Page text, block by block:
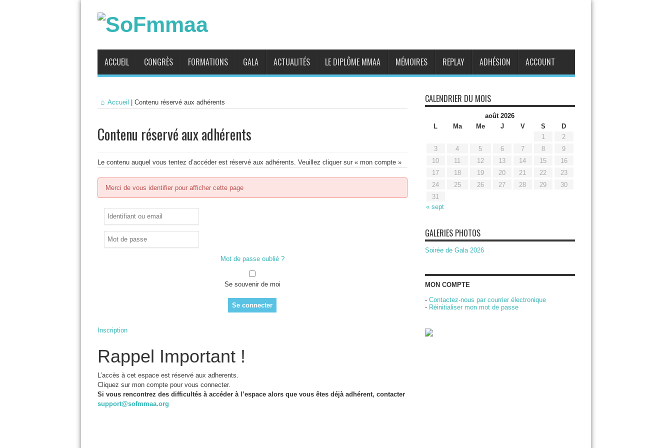
ACCUEIL CONGRÈS FORMATIONS GALA ACTUALITÉS LE DIPLÔME MMAA MÉMOIRES REPLAY ADHÉSION ACCOUNT
Accueil Contenu réservé aux adhérents
Contenu réservé aux adhérents
Le contenu auquel vous tentez d’accéder est réservé aux adhérents. Veuillez cliquer sur « mon compte »
Merci de vous identifier pour afficher cette page
Mot de passe oublié ?
Se souvenir de moi
Inscription
Rappel Important !
L’accès à cet espace est réservé aux adherents.
Cliquez sur mon compte pour vous connecter.
Si vous rencontrez des difficultés à accéder à l’espace alors que vous êtes déjà adhérent, contacter
support@sofmmaa.org
CALENDRIER DU MOIS
août 2026
L
Ma Me J V S D
« sept
1
2
3
4 5 6 7 8
9
10
11 12 13 14 15
16
17
18 19 20 21 22
23
24
25 26 27 28 29
30
31
GALERIES PHOTOS
Soirée de Gala 2026
MON COMPTE
- Contactez-nous par courrier électronique
- Réinitialiser mon mot de passe